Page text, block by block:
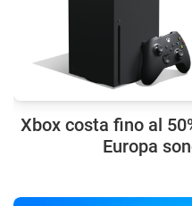
Xbox costa fino al
Europa